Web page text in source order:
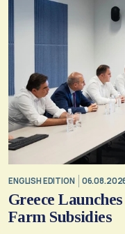
ENGLISH EDITION
Greece
Farm Subsidies